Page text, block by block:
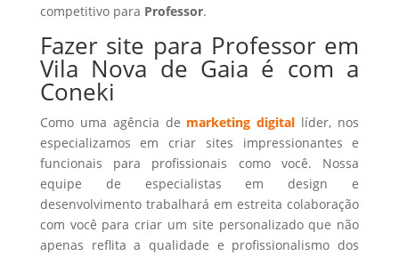
competitivo para Professor.
Fazer site para Professor em
Vila Nova de Gaia é com a
Coneki
Como uma agência de marketing digital líder, nos
especializamos em criar sites impressionantes e
funcionais para profissionais como você. Nossa
equipe de especialistas em design e
desenvolvimento trabalhará em estreita colaboração
com você para criar um site personalizado que não
apenas reflita a qualidade e profissionalismo dos